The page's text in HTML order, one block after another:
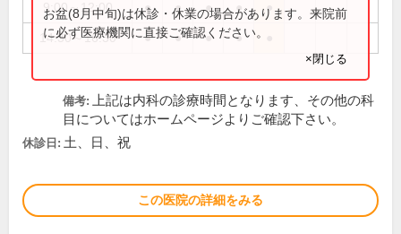
9:00～12:00 ● ● ● ● ●
14:30～16:30 ● ● ● ●
お盆(8月中旬)は休診・休業の場合があります。来院前
に必ず医療機関に直接ご確認ください。
×閉じる
備考:
上記は内科の診療時間となります、その他の科
目についてはホームページよりご確認下さい。
休診日: 土、日、祝
この医院の詳細をみる